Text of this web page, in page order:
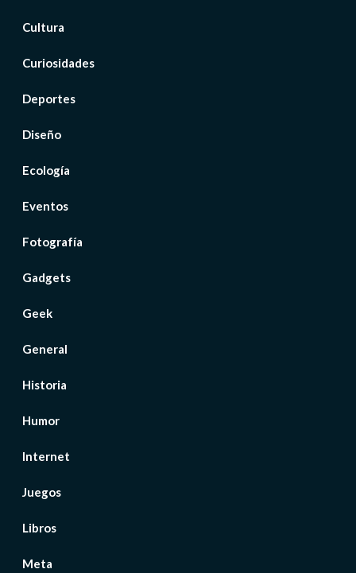
Cultura
Curiosidades
Deportes
Diseño
Ecología
Eventos
Fotografía
Gadgets
Geek
General
Historia
Humor
Internet
Juegos
Libros
Meta